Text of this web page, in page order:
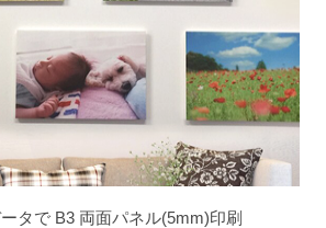
タで B3 両面パネル(5mm)印刷